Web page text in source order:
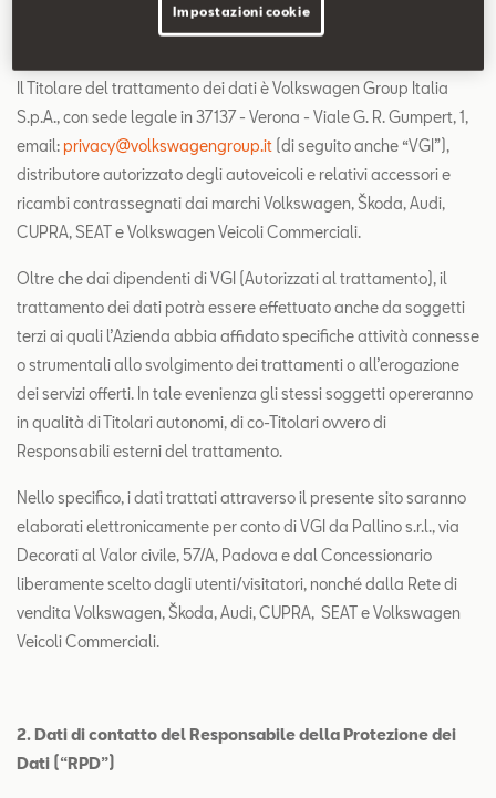
1. Titolare, Responsabili e Autorizzati al trattamento
Il Titolare del trattamento dei dati è Volkswagen Group Italia
S.p.A., con sede legale in 37137 - Verona - Viale G. R. Gumpert, 1,
email: privacy@volkswagengroup.it (di seguito anche “VGI”),
distributore autorizzato degli autoveicoli e relativi accessori e
ricambi contrassegnati dai marchi Volkswagen, Škoda, Audi,
CUPRA, SEAT e Volkswagen Veicoli Commerciali.
Oltre che dai dipendenti di VGI (Autorizzati al trattamento), il
trattamento dei dati potrà essere effettuato anche da soggetti
terzi ai quali l’Azienda abbia affidato specifiche attività connesse
o strumentali allo svolgimento dei trattamenti o all’erogazione
dei servizi offerti. In tale evenienza gli stessi soggetti opereranno
in qualità di Titolari autonomi, di co-Titolari ovvero di
Responsabili esterni del trattamento.
Nello specifico, i dati trattati attraverso il presente sito saranno
elaborati elettronicamente per conto di VGI da Pallino s.r.l., via
Decorati al Valor civile, 57/A, Padova e dal Concessionario
liberamente scelto dagli utenti/visitatori, nonché dalla Rete di
vendita Volkswagen, Škoda, Audi, CUPRA, SEAT e Volkswagen
Veicoli Commerciali.
2. Dati di contatto del Responsabile della Protezione dei
Dati (“RPD”)
Impostazioni cookie